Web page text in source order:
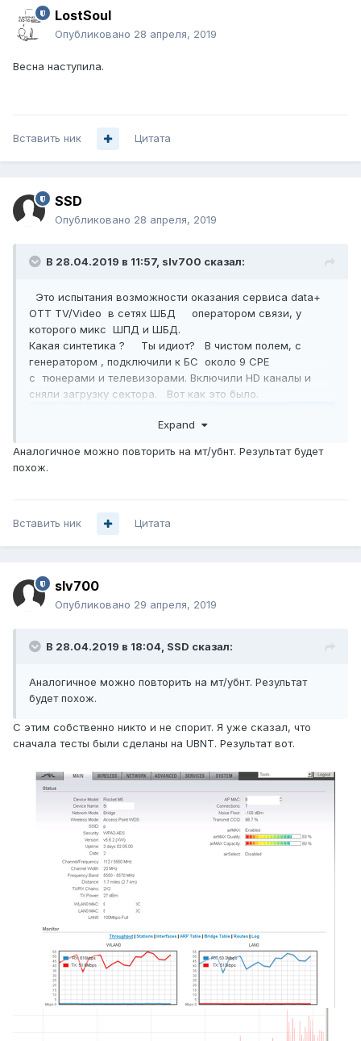
LostSoul
Опубликовано 28 апреля, 2019
Весна наступила.
Вставить ник Цитата
SSD
Опубликовано 28 апреля, 2019
В 28.04.2019 в 11:57, slv700 сказал:
Это испытания возможности оказания сервиса data+
OTT TV/Video в сетях ШБД оператором связи, у
которого микс ШПД и ШБД.
Какая синтетика ? Ты идиот? В чистом полем, с
генератором , подключили к БС около 9 CPE
с тюнерами и телевизорами. Включили HD каналы и
сняли загрузку сектора. Вот как это было.
Expand
Аналогичное можно повторить на мт/убнт. Результат будет
похож.
Вставить ник Цитата
slv700
Опубликовано 29 апреля, 2019
В 28.04.2019 в 18:04, SSD сказал:
Аналогичное можно повторить на мт/убнт. Результат
будет похож.
С этим собственно никто и не спорит. Я уже сказал, что
сначала тесты были сделаны на UBNT. Результат вот.